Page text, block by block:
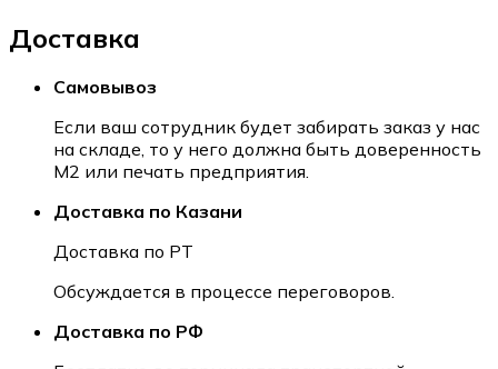
Доставка
Самовывоз
Если ваш сотрудник будет забирать заказ у нас
на складе, то у него должна быть доверенность
М2 или печать предприятия.
Доставка по Казани
Доставка по РТ
Обсуждается в процессе переговоров.
Доставка по РФ